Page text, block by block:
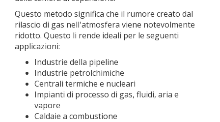
Questo metodo significa che il rumore creato dal
rilascio di gas nell'atmosfera viene notevolmente
ridotto. Questo li rende ideali per le seguenti
applicazioni:
Industrie della pipeline
Industrie petrolchimiche
Centrali termiche e nucleari
Impianti di processo di gas, fluidi, aria e
vapore
Caldaie a combustione